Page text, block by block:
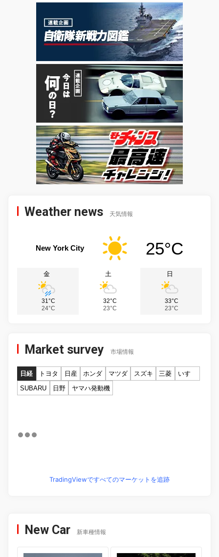
Weather news 天気情報
New York City 25°C
金
31°C
24°C
土
32°C
23°C
日
33°C
23°C
Market survey 市場情報
日経 トヨタ 日産 ホンダ マツダ スズキ 三菱
いすゞ
SUBARU
日野 ヤマハ発動機
TradingViewですべてのマーケットを追跡
New Car 新車種情報